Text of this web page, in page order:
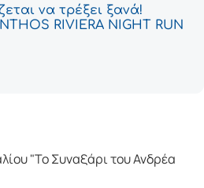
να τρέξει ξανά!
RIVIERA NIGHT RUN
"Το Συναξάρι του Ανδρέα